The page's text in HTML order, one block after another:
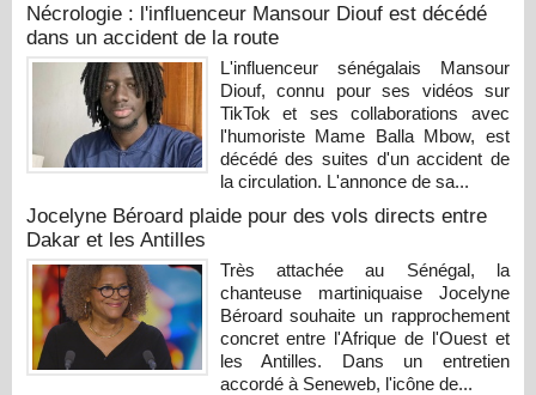
Nécrologie : l'influenceur Mansour Diouf est décédé
dans un accident de la route
L'influenceur sénégalais Mansour
Diouf, connu pour ses vidéos sur
TikTok et ses collaborations avec
l'humoriste Mame Balla Mbow, est
décédé des suites d'un accident de
la circulation. L'annonce de sa...
Jocelyne Béroard plaide pour des vols directs entre
Dakar et les Antilles
Très attachée au Sénégal, la
chanteuse martiniquaise Jocelyne
Béroard souhaite un rapprochement
concret entre l'Afrique de l'Ouest et
les Antilles. Dans un entretien
accordé à Seneweb, l'icône de...